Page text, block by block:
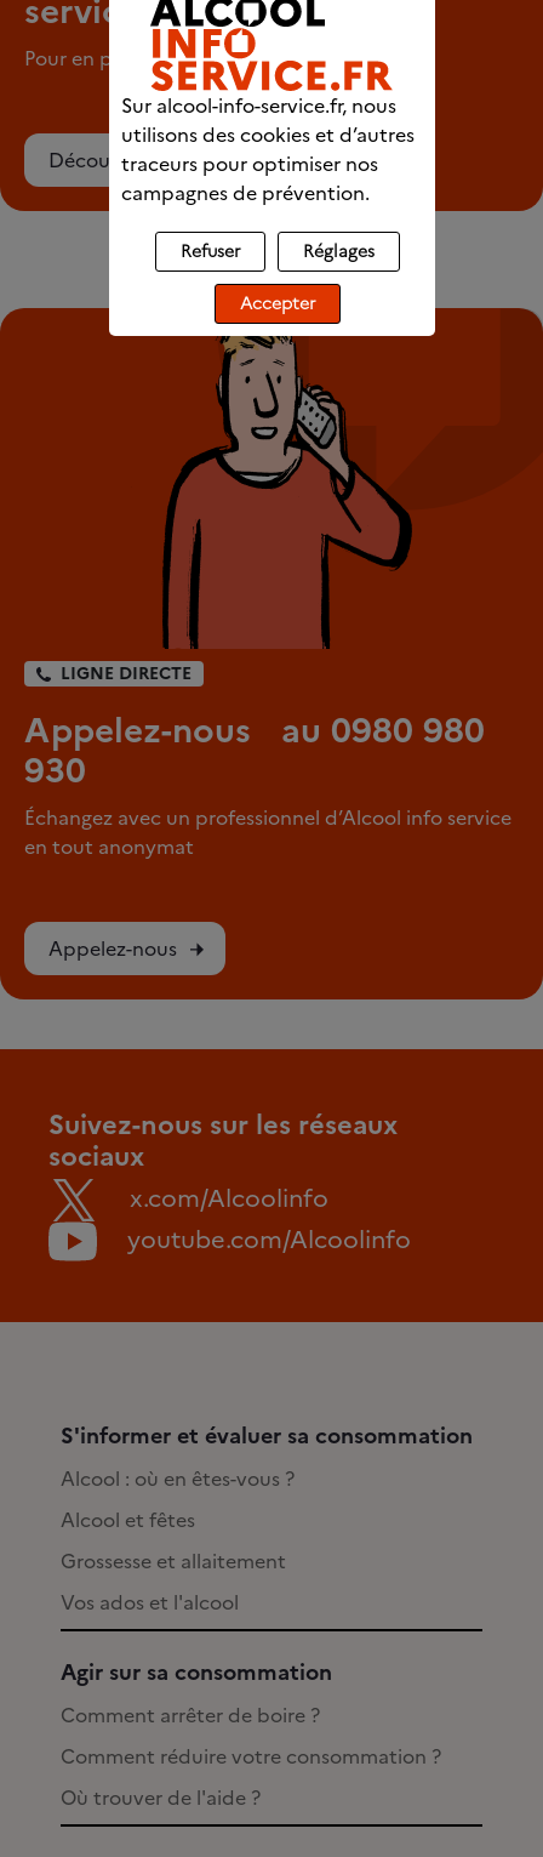
service
Pour en parler en tout anonymat
Découvrez le chat
LIGNE DIRECTE
Appelez-nous au 0980 980
930
Échangez avec un professionnel d’Alcool info service
en tout anonymat
Appelez-nous
Suivez-nous sur les réseaux
sociaux
x.com/Alcoolinfo
youtube.com/Alcoolinfo
S'informer et évaluer sa consommation
Alcool : où en êtes-vous ?
Alcool et fêtes
Grossesse et allaitement
Vos ados et l'alcool
Agir sur sa consommation
Comment arrêter de boire ?
Comment réduire votre consommation ?
Où trouver de l'aide ?
Sur alcool-info-service.fr, nous
utilisons des cookies et d’autres
traceurs pour optimiser nos
campagnes de prévention.
Refuser Réglages
Accepter